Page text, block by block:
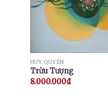
HUY QUYỂN
Trừu Tượng
8.000.000₫